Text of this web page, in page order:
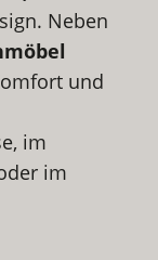
Neben
und
im
im